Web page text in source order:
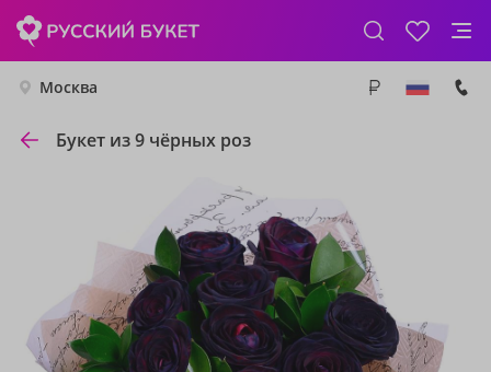
Москва
Букет из 9 чёрных роз